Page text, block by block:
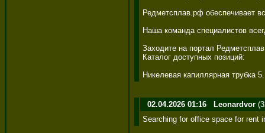
Редметсплав.рф обеспечивает
Наша команда специалистов
Заходите на портал
Каталог доступных позиций:
Никелевая капиллярная трубка
02.04.2026 01:16 Leonardvor
Searching for office space for rent